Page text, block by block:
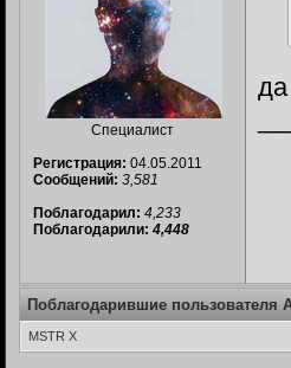
Специалист
Регистрация: 04.05.2011
Сообщений: 3,581
Поблагодарил: 4,233
Поблагодарили: 4,448
Поблагодарившие пользователя
MSTR X